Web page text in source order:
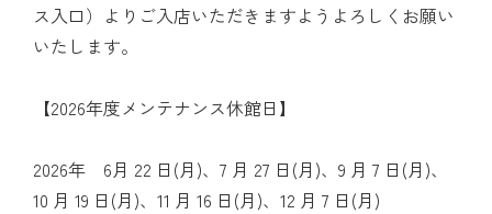
ス入口）よりご入店いただきますようよろしくお願い
いたします。
【2026年度メンテナンス休館日】
2026年 6月 22 日(月)、7 月 27 日(月)、9 月 7 日(月)、
10 月 19 日(月)、11 月 16 日(月)、12 月 7 日(月)